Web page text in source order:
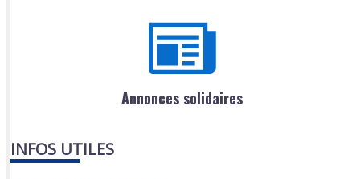
Annonces solidaires
INFOS UTILES